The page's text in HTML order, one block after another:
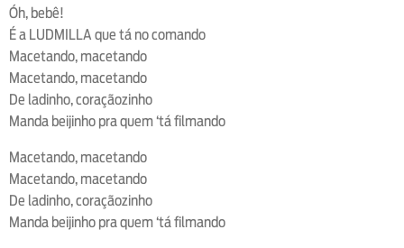
Óh, bebê!
É a LUDMILLA que tá no comando
Macetando, macetando
Macetando, macetando
De ladinho, coraçãozinho
Manda beijinho pra quem ‘tá filmando
Macetando, macetando
Macetando, macetando
De ladinho, coraçãozinho
Manda beijinho pra quem ‘tá filmando